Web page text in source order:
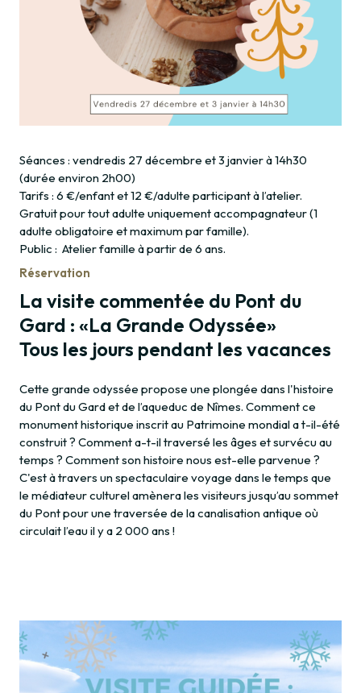
Séances : vendredis 27 décembre et 3 janvier à 14h30
(durée environ 2h00)
Tarifs : 6 €/enfant et 12 €/adulte participant à l’atelier.
Gratuit pour tout adulte uniquement accompagnateur (1
adulte obligatoire et maximum par famille).
Public : Atelier famille à partir de 6 ans.
Réservation
La visite commentée du Pont du
Gard : «La Grande Odyssée»
Tous les jours pendant les vacances
Cette grande odyssée propose une plongée dans l'histoire
du Pont du Gard et de l’aqueduc de Nîmes. Comment ce
monument historique inscrit au Patrimoine mondial a t-il-été
construit ? Comment a-t-il traversé les âges et survécu au
temps ? Comment son histoire nous est-elle parvenue ?
C'est à travers un spectaculaire voyage dans le temps que
le médiateur culturel amènera les visiteurs jusqu’au sommet
du Pont pour une traversée de la canalisation antique où
circulait l’eau il y a 2 000 ans !